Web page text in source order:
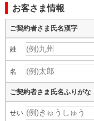
お客さま情報
ご契約者さま氏名漢字
姓
名
ご契約者さま氏名ふりがな
せい